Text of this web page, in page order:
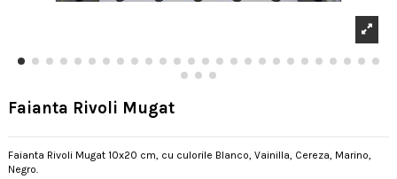
Faianta Rivoli Mugat
Faianta Rivoli Mugat 10x20 cm, cu culorile Blanco, Vainilla, Cereza, Marino,
Negro.